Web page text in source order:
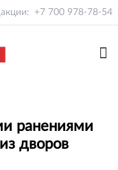
+7 700 978-78-54
ранениями
дворов